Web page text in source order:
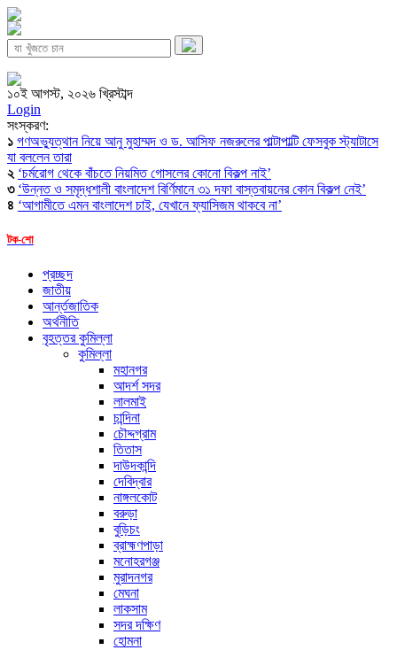
১০ই আগস্ট, ২০২৬ খ্রিস্টাব্দ
Login
সংস্করণ:
১ গণঅভ্যুত্থান নিয়ে আনু মুহাম্মদ ও ড. আসিফ নজরুলের পাল্টাপাল্টি ফেসবুক স্ট্যাটাসে
যা বললেন তারা
২ ‘চর্মরোগ থেকে বাঁচতে নিয়মিত গোসলের কোনো বিকল্প নাই’
৩ ‘উন্নত ও সমৃদ্ধশালী বাংলাদেশ বির্ণিমানে ৩১ দফা বাস্তবায়নের কোন বিকল্প নেই’
৪ ‘আগামীতে এমন বাংলাদেশ চাই, যেখানে ফ্যাসিজম থাকবে না’
টক-শো
প্রচ্ছদ
জাতীয়
আর্ন্তজাতিক
অর্থনীতি
বৃহত্তর কুমিল্লা
কুমিল্লা
মহানগর
আদর্শ সদর
লালমাই
চান্দিনা
চৌদ্দগ্রাম
তিতাস
দাউদকান্দি
দেবিদ্বার
নাঙ্গলকোট
বরুড়া
বুড়িচং
ব্রাহ্মণপাড়া
মনোহরগঞ্জ
মুরাদনগর
মেঘনা
লাকসাম
সদর দক্ষিণ
হোমনা